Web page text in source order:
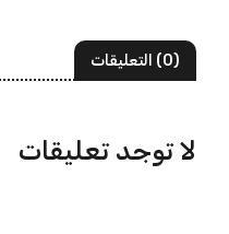
(0) التعليقات
لا توجد تعليقات